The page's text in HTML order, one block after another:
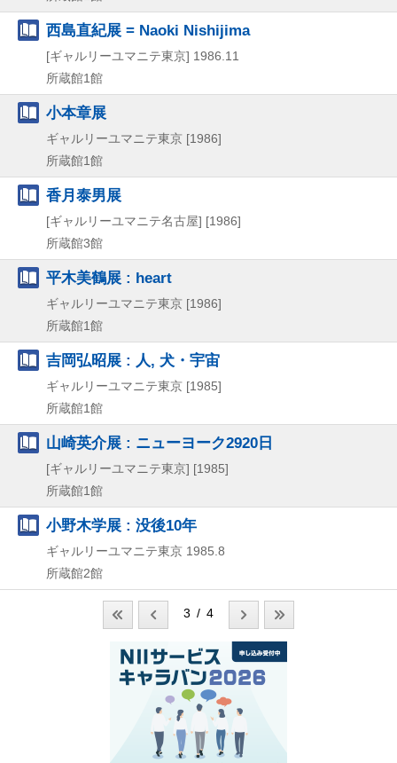
西島直紀展 = Naoki Nishijima
[ギャルリーユマニテ東京] 1986.11
所蔵館1館
小本章展
ギャルリーユマニテ東京 [1986]
所蔵館1館
香月泰男展
[ギャルリーユマニテ名古屋] [1986]
所蔵館3館
平木美鶴展 : heart
ギャルリーユマニテ東京 [1986]
所蔵館1館
吉岡弘昭展 : 人, 犬・宇宙
ギャルリーユマニテ東京 [1985]
所蔵館1館
山崎英介展 : ニューヨーク2920日
[ギャルリーユマニテ東京] [1985]
所蔵館1館
小野木学展 : 没後10年
ギャルリーユマニテ東京 1985.8
所蔵館2館
3 / 4